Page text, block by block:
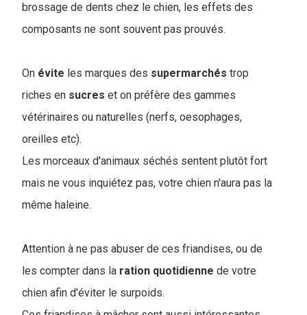
brossage de dents chez le chien, les effets des
composants ne sont souvent pas prouvés.
On évite les marques des supermarchés trop
riches en sucres et on préfère des gammes
vétérinaires ou naturelles (nerfs, oesophages,
oreilles etc).
Les morceaux d'animaux séchés sentent plutôt fort
mais ne vous inquiétez pas, votre chien n'aura pas la
même haleine.
Attention à ne pas abuser de ces friandises, ou de
les compter dans la ration quotidienne de votre
chien afin d'éviter le surpoids.